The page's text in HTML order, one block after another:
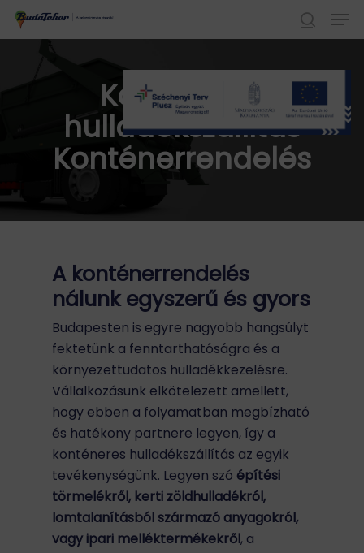
Skip
search
Konténeres
hulladékszállítás
Konténerrendelés
A konténerrendelés
nálunk egyszerű és gyors
Budapesten is egyre nagyobb hangsúlyt
fektetünk a fenntarthatóságra és a
környezettudatos hulladékkezelésre.
Vállalkozásunk elkötelezett amellett,
hogy ebben a folyamatban megbízható
és hatékony partnere legyen, így a
konténeres hulladékszállítás az egyik
tevékenységünk. Legyen szó építési
törmelékről, kerti zöldhulladékról,
lomtalanításból származó anyagokról,
vagy ipari melléktermékekről, a
Menu